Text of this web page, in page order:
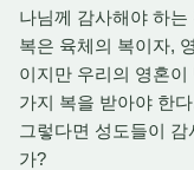
나님께 감사해야 하
복은 육체의 복이자,
이지만 우리의 영혼
가지 복을 받아야 한
그렇다면 성도들이
가?